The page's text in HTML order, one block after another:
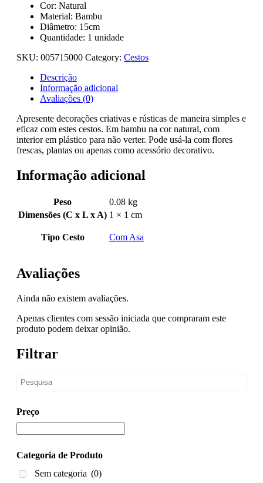
Cor: Natural
Material: Bambu
Diâmetro: 15cm
Quantidade: 1 unidade
SKU: 005715000 Category: Cestos
Descrição
Informação adicional
Avaliações (0)
Apresente decorações criativas e rústicas de maneira simples e
eficaz com estes cestos. Em bambu na cor natural, com
interior em plástico para não verter. Pode usá-la com flores
frescas, plantas ou apenas como acessório decorativo.
Informação adicional
Peso
0.08 kg
Dimensões (C x L x A) 1 × 1 cm
Tipo Cesto Com Asa
Avaliações
Ainda não existem avaliações.
Apenas clientes com sessão iniciada que compraram este
produto podem deixar opinião.
Filtrar
Preço
Categoria de Produto
Sem categoria (0)